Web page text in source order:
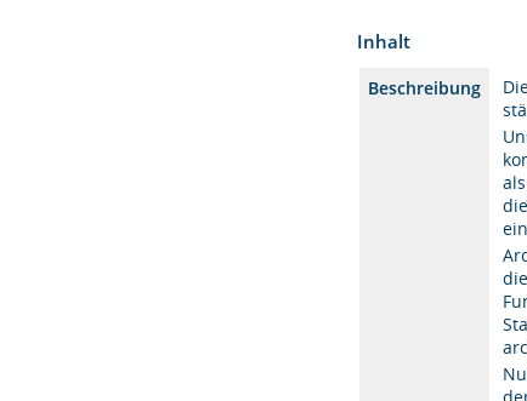
Inhalt
Beschreibung